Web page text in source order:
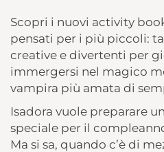
Scopri i nuovi activity
pensati per i più piccoli:
creative e divertenti per
immergersi nel magico
vampira più amata di
Isadora vuole preparare
speciale per il
Ma si sa, quando c’è di